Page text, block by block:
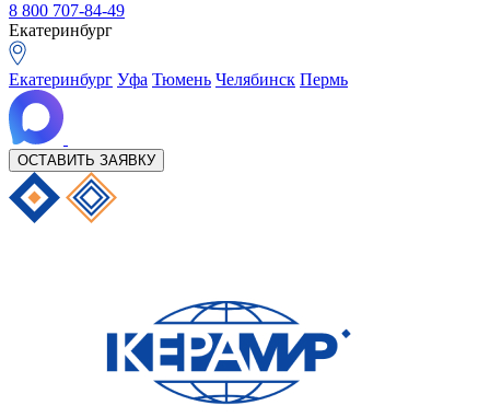
8 800 707-84-49
Екатеринбург
Екатеринбург Уфа Тюмень Челябинск Пермь
ОСТАВИТЬ ЗАЯВКУ